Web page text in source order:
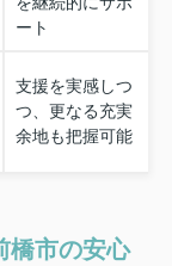
ート
支援を実感しつ
つ、更なる充実
余地も把握可能
橋市の安心